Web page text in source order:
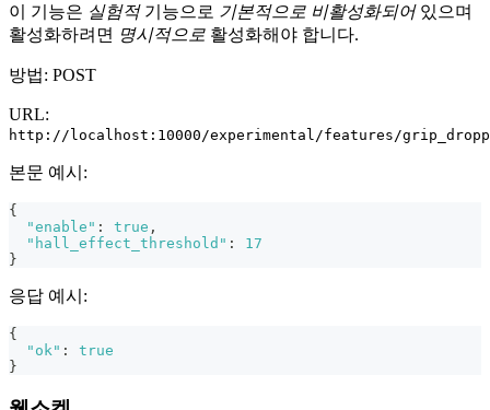
이 기능은 실험적기능으로 기본적으로 비활성화되어있으며
활성화하려면 명시적으로 활성화해야 합니다.
방법: POST
URL:
http://localhost:10000/experimental/features/
본문 예시:
{
"enable" : true ,
"hall_effect_threshold" :
17
}
응답 예시:
{
"ok" :
true
}